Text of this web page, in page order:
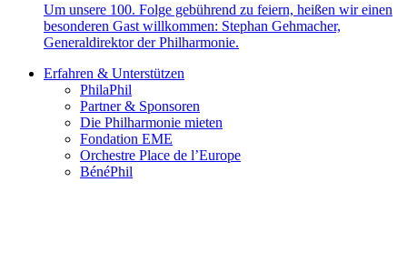
Um unsere 100. Folge gebührend zu feiern, heißen wir einen
besonderen Gast willkommen: Stephan Gehmacher,
Generaldirektor der Philharmonie.
Erfahren & Unterstützen
PhilaPhil
Partner & Sponsoren
Die Philharmonie mieten
Fondation EME
Orchestre Place de l’Europe
BénéPhil